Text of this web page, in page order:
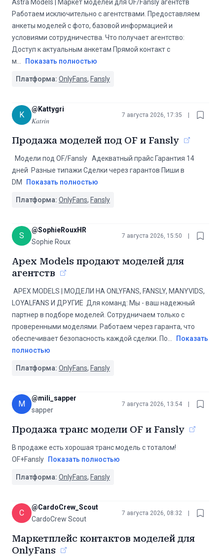
Astra Models | Маркет моделей для OF/Fansly агентств
Работаем исключительно с агентствами. Предоставляем
анкеты моделей с фото, базовой информацией и
условиями сотрудничества. Что получает агентство:
Доступ к актуальным анкетам Прямой контакт с
м
Показать полностью
Платформа: OnlyFans, Fansly
K
@ Kattygri
𝐾𝑎𝑡𝑟𝑖𝑛
7 августа 2026, 17:35
Продажа моделей под OF и Fansly
️ Модели под OF/Fansly ️ Адекватный прайс Гарантия 14
дней Разные типажи Сделки через гарантов Пиши в
DM
Показать полностью
Платформа: OnlyFans, Fansly
S
@SophieRouxHR
Sophie Roux
7 августа 2026, 15:50
Apex Models продают моделей для
агентств
️ APEX MODELS | МОДЕЛИ НА ONLYFANS, FANSLY, MANYVIDS,
LOYALFANS И ДРУГИЕ ️ Для команд: Мы - ваш надежный
партнер в подборе моделей. Сотрудничаем только с
проверенными моделями. Работаем через гаранта, что
обеспечивает безопасность каждой сделки. По
Показать
полностью
Платформа: OnlyFans, Fansly
M
@mili_sapper
sapper
7 августа 2026, 13:54
Продажа транс модели OF и Fansly
В продаже есть хорошая транс модель с тоталом!
OF+Fansly
Показать полностью
Платформа: OnlyFans, Fansly
C
@CardoCrew_Scout
CardoCrew Scout
7 августа 2026, 08:32
Маркетплейс контактов моделей для
OnlyFans